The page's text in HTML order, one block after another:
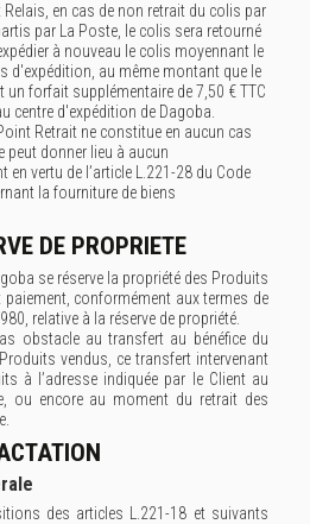
en cas de non retrait du colis par
par La Poste, le colis sera retourné
à nouveau le colis moyennant le
d'expédition, au même montant que le
un forfait supplémentaire de 7,50 € TTC
centre d'expédition de Dagoba.
Retrait ne constitue en aucun cas
peut donner lieu à aucun
vertu de l’article L.221-28 du Code
la fourniture de biens
DE PROPRIETE
se réserve la propriété des Produits
conformément aux termes de
relative à la réserve de propriété.
obstacle au transfert au bénéfice du
vendus, ce transfert intervenant
à l’adresse indiquée par le Client au
ou encore au moment du retrait des
des articles L.221-18 et suivants